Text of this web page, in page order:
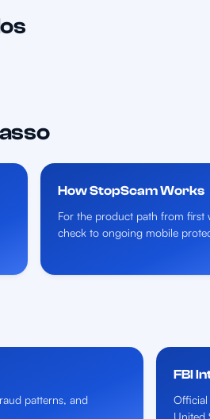
How StopScam Works
For the product path from first
check to ongoing mobile
patterns, and
FBI
United